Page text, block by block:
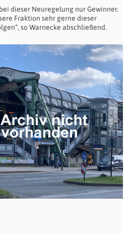
dieser Neuregelung nur Gewinner.
Fraktion sehr gerne dieser
so Warnecke abschließend.